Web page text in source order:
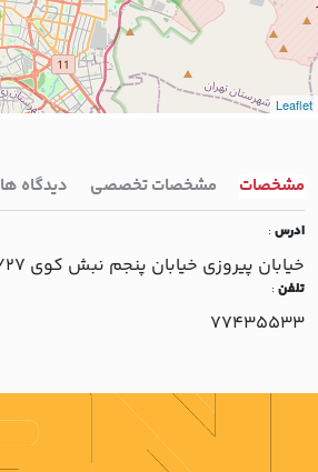
Leaflet
مشخصات مشخصات تخصصی دیدگاه ها
ادرس:
خيابان پيروزي خيابان پنجم نبش کوي 5/27
تلفن:
77435533